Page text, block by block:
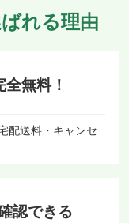
れる理由
全無料！
配送料・キャンセ
認できる